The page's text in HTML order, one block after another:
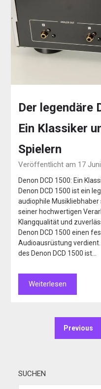
Der legendäre
Ein Klassiker
Spielern
Veröffentlicht am 17
Denon DCD 1500: Ein
Denon DCD 1500 ist ein
audiophile
seiner hochwertigen
Klangqualität und
Denon DCD 1500 einen
Audioausrüstung
des Denon DCD 1500 ist…
Weiterlesen
Previous
SUCHEN